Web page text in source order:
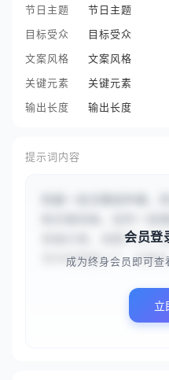
节日主题
节日主题
目标受众
目标受众
文案风格
文案风格
关键元素
关键元素
输出长度
输出长度
提示词内容
祝福文案。请基于以下
司中秋感恩}}”，文案
会员登
成为终身会员即可查
立